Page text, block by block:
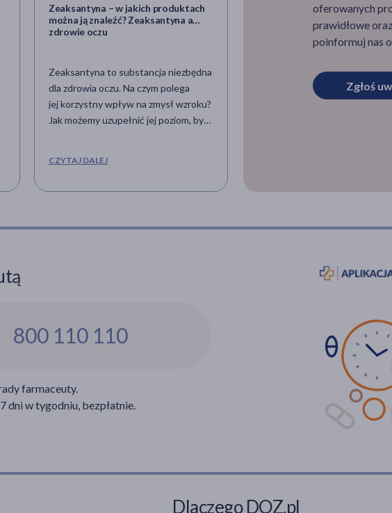
Zeaksantyna – w jakich produktach
można ją znaleźć? Zeaksantyna a
zdrowie oczu
Zeaksantyna to substancja niezbędna
dla zdrowia oczu. Na czym polega
jej korzystny wpływ na zmysł wzroku?
Jak możemy uzupełnić jej poziom, by
właściwości zeaksantyny i sposoby na
CZYTAJ DALEJ
Kukurydza – charakterystyka,
wartości odżywcze i
Zdrowe przepisy z kukurydzą
Kukurydza jest istotnym
dań kuchni meksykańskiej.
oferowanych
prawidłowe
poinformuj nas
Zgłoś
800 110 110
farmaceuty.
dni w tygodniu, bezpłatnie.
Dlaczego DOZ.pl